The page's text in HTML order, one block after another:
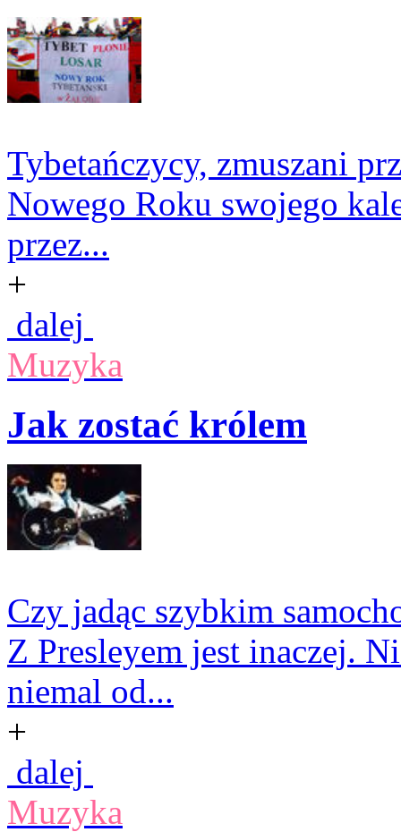
Tybetańczycy, zmuszani
Nowego Roku swojego
przez...
+
dalej
Muzyka
Jak zostać królem
Czy jadąc szybkim
Z Presleyem jest inaczej.
niemal od...
+
dalej
Muzyka